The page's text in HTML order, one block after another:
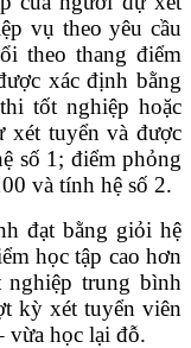
vụ theo yêu cầu
theo thang điểm
xác định bằng
tốt nghiệp hoặc
xét tuyển và được
số 1; điểm phỏng
và tính hệ số 2.
đạt bằng giỏi hệ
học tập cao hơn
trung bình
kỳ xét tuyển viên
vừa học lại đỗ.